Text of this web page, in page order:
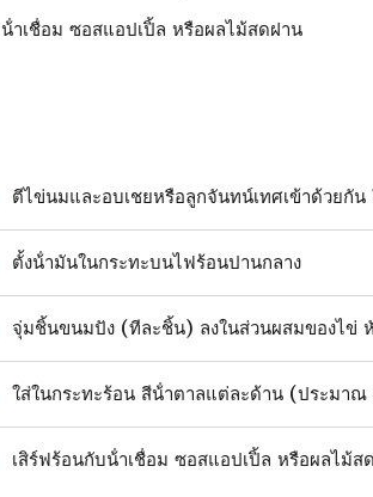
น้ําเชื่อม ซอสแอปเปิ้ล หรือผลไม้สดฝาน
ตีไข่นมและอบเชยหรือลูกจันทน์เทศเข้าด้วยกั
ตั้งน้ํามันในกระทะบนไฟร้อนปานกลาง
จุ่มชิ้นขนมปัง (ทีละชิ้น) ลงในส่วนผสมของไข่
ใส่ในกระทะร้อน สีน้ําตาลแต่ละด้าน (ประมา
เสิร์ฟร้อนกับน้ําเชื่อม ซอสแอปเปิ้ล หรือผลไม้สด